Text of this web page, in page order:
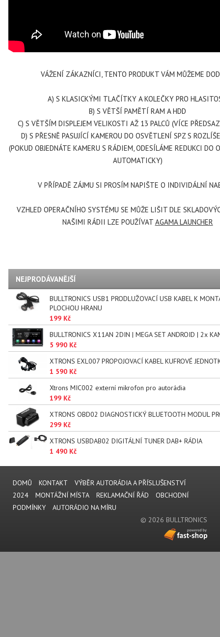
VÁŽENÍ ZÁKAZNÍCI, TENTO PRODUKT VÁM MŮŽEME
A) S KLASICKÝMI TLAČÍTKY A KOLEČKY PRO
B) S VĚTŠÍ PAMĚTÍ RAM A HDD
C) S VĚTŠÍM DISPLEJEM VELIKOSTI AŽ 13 PALCŮ (VÍCE
D) S PŘESNĚ PASUJÍCÍ KAMEROU DO OSVĚTLENÍ SPZ S
(POKUD OBJEDNÁTE KAMERU S RÁDIEM, ODESÍLÁME REDUKCI DO
AUTOMATICKY)
V PŘÍPADĚ ZÁJMU SI PROSÍM NAPIŠTE O INDIVIDÁLNÍ
VZHLED OPERAČNÍHO SYSTÉMU SE MŮŽE LIŠIT DLE
NAŠIMI RÁDII LZE POUŽÍVAT AGAMA LAUNCHER
NEJPRODÁVANĚJŠÍ
BULLTRONICS USB1 PRODLUŽOVACÍ USB KABEL K
PLOCHOU HRANU
199 Kč
BULLTRONICS X11AN 2DIN | MEGA SET ANDROID | 2x
5 990 Kč
XTRONS EXL007 PROPOJOVACÍ KABEL KUFROVÉ
1 590 Kč
Xtrons MIC002 externí mikrofon pro autorádia
199 Kč
XTRONS OBD02 DIAGNOSTICKÝ BLUETOOTH MODUL
299 Kč
XTRONS USBDAB02 DIGITÁLNÍ TUNER DAB+ RÁDIA
1 490 Kč
DOMŮ KONTAKT
VÝBĚR AUTORÁDIA A PŘÍSLUŠENSTVÍ
2024
MONTÁŽNÍ MÍSTA REKLAMAČNÍ ŘÁD
OBCHODNÍ
PODMÍNKY
AUTORÁDIO NA MÍRU
© 2026 BULLTRONICS